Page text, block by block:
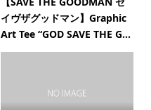
イヴザグッドマン】Graphic
Art Tee “GOD SAVE THE G...